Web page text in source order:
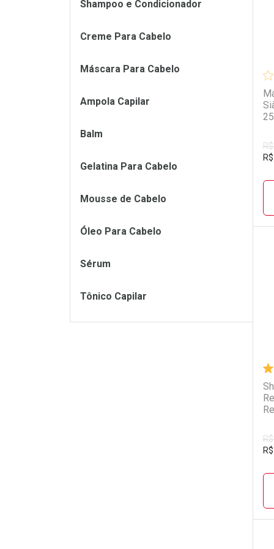
R$
R$
Shampoo e Condicionador
Creme Para Cabelo
Máscara Para Cabelo
Ampola Capilar
Balm
Gelatina Para Cabelo
Mousse de Cabelo
Óleo Para Cabelo
Sérum
Tônico Capilar